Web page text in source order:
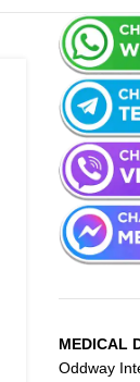
MEDICAL
Oddway